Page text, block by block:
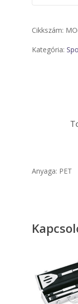
Cikkszám:
Kategória:
Anyaga: PET